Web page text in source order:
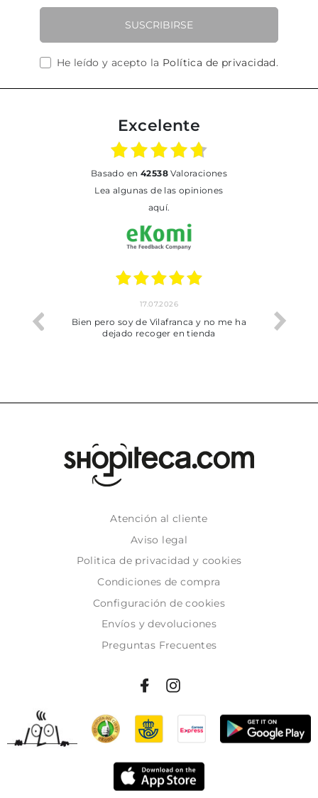
SUSCRIBIRSE
He leído y acepto la Política de privacidad.
Excelente
basado en 42538Valoraciones
Lea algunas de las opiniones
aquí.
trobat
17.07.2026
Bien pero soy de Vilafranca y no me ha
dejado recoger en tienda
Atención al cliente
Aviso legal
Politica de privacidad y cookies
Condiciones de compra
Configuración de cookies
Envíos y devoluciones
Preguntas Frecuentes